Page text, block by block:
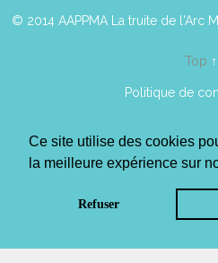
Ce site utilise des cookies
la meilleure expérience sur
Refuser
© 2014 AAPPMA La truite de l'Arc
Top ↑
Politique de